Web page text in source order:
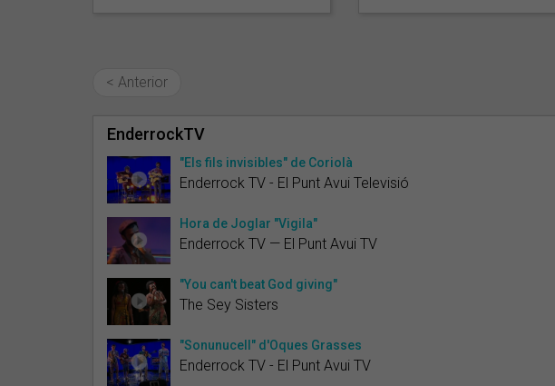
< Anterior
EnderrockTV
"Els fils invisibles" de Coriolà
Enderrock TV - El Punt Avui Televisió
Hora de Joglar "Vigila"
Enderrock TV — El Punt Avui TV
"You can't beat God giving"
The Sey Sisters
"Sonunucell" d'Oques Grasses
Enderrock TV - El Punt Avui TV